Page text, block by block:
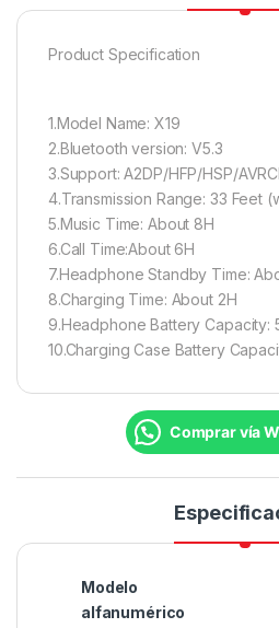
Product Specification
1.Model Name: X19
2.Bluetooth version: V5.3
3.Support: A2DP/HFP/HSP/
4.Transmission Range: 33 Feet
5.Music Time: About 8H
6.Call Time:About 6H
7.Headphone Standby Time:
8.Charging Time: About 2H
9.Headphone Battery Capacity:
10.Charging Case Battery
Comprar vía
Modelo
alfanumérico